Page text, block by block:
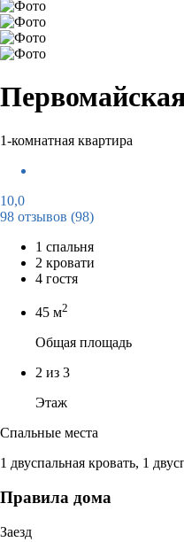
1-комнатная квартира
10,0
98 отзывов (98)
1 спальня
2 кровати
4 гостя
45 м2
Общая площадь
2 из 3
Этаж
Спальные места
1 двуспальная кровать, 1
Правила дома
Заезд